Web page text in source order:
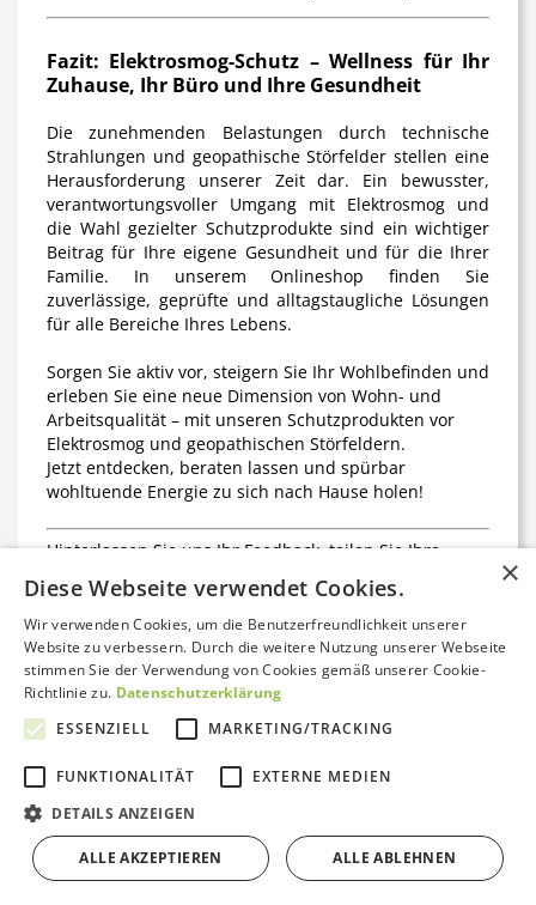
Fazit: Elektrosmog-Schutz – Wellness für Ihr
Zuhause, Ihr Büro und Ihre Gesundheit
Die zunehmenden Belastungen durch technische
Strahlungen und geopathische Störfelder stellen eine
Herausforderung unserer Zeit dar. Ein bewusster,
verantwortungsvoller Umgang mit Elektrosmog und
die Wahl gezielter Schutzprodukte sind ein wichtiger
Beitrag für Ihre eigene Gesundheit und für die Ihrer
Familie. In unserem Onlineshop finden Sie
zuverlässige, geprüfte und alltagstaugliche Lösungen
für alle Bereiche Ihres Lebens.
Sorgen Sie aktiv vor, steigern Sie Ihr Wohlbefinden und
erleben Sie eine neue Dimension von Wohn- und
Arbeitsqualität – mit unseren Schutzprodukten vor
Elektrosmog und geopathischen Störfeldern.
Jetzt entdecken, beraten lassen und spürbar
wohltuende Energie zu sich nach Hause holen!
Hinterlassen Sie uns Ihr Feedback, teilen Sie Ihre
oder kontaktieren Sie unser Service-Team für eine
individuelle Beratung. Ihr Wohlbefinden liegt uns am
Herzen!
Häufig gestellte Fragen –
Schutz vor Elektrosmog &
Störfeldern
Bewertungen von Trustami anzeigen
×
Diese Webseite verwendet Cookies.
Wir verwenden Cookies, um die Benutzerfreundlichkeit unserer
Website zu verbessern. Durch die weitere Nutzung unserer Webseite
stimmen Sie der Verwendung von Cookies gemäß unserer Cookie-
Richtlinie zu. Datenschutzerklärung
ESSENZIELL
MARKETING/TRACKING
FUNKTIONALITÄT
EXTERNE MEDIEN
DETAILS ANZEIGEN
ALLE AKZEPTIEREN ALLE ABLEHNEN